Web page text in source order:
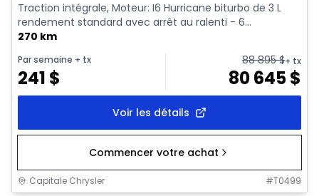
Traction intégrale, Moteur: I6 Hurricane biturbo de 3 L
rendement standard avec arrêt au ralenti - 6...
270 km
Par semaine + tx
241 $
88 895$+ tx
80 645$
Voir les détails
Commencer votre achat
Capitale Chrysler #T0499